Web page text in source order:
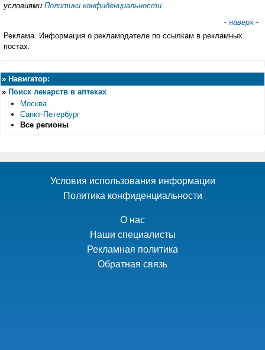
условиями Политики конфиденциальности
- наверх -
Реклама. Информация о рекламодателе по ссылкам в рекламных
постах.
» Навигатор:
» Поиск лекарств в аптеках
Москва
Санкт-Петербург
Все регионы
Условия использования информации
Политика конфиденциальности
О нас
Наши специалисты
Рекламная политика
Обратная связь